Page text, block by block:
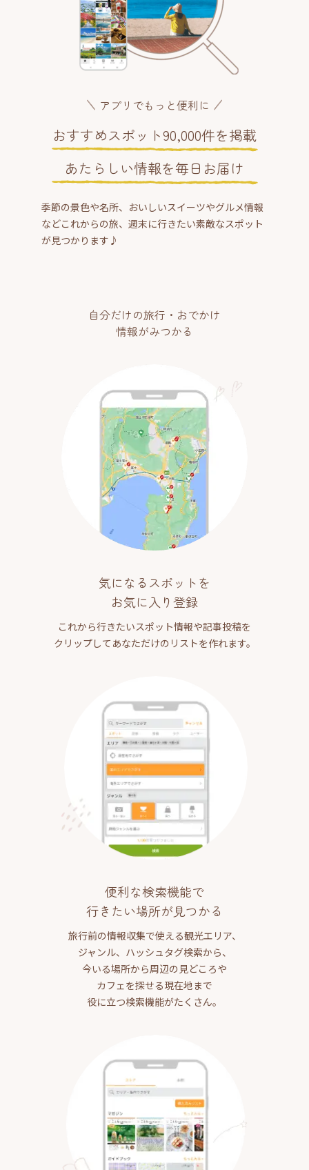
アプリでもっと便利に
おすすめスポット90,000件を掲載
あたらしい情報を毎日お届け
季節の景色や名所、おいしいスイーツやグルメ情報
などこれからの旅、週末に行きたい素敵なスポット
が見つかります♪
自分だけの旅行・おでかけ
情報がみつかる
気になるスポットを
お気に入り登録
これから行きたいスポット情報や記事投稿を
クリップしてあなただけのリストを作れます。
便利な検索機能で
行きたい場所が見つかる
旅行前の情報収集で使える観光エリア、
ジャンル、ハッシュタグ検索から、
今いる場所から周辺の見どころや
カフェを探せる現在地まで
役に立つ検索機能がたくさん。